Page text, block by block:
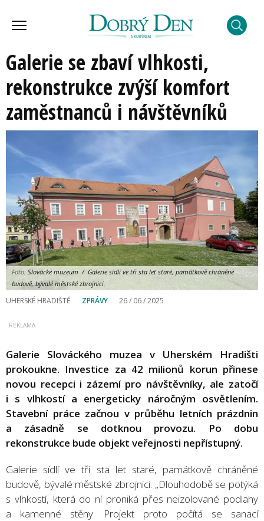
Galerie se zbaví vlhkosti,
rekonstrukce zvýší komfort
zaměstnanců i návštěvníků
Foto: Slovácké muzeum / Galerie sídlí ve tři sta let staré, památkově chráněné
budově, bývalé městské zbrojnici.
UHERSKÉ HRADIŠTĚ ZPRÁVY 26 / 06 / 2025
Galerie Slováckého muzea v Uherském Hradišti
prokoukne. Investice za 42 milionů korun přinese
novou recepci i zázemí pro návštěvníky, ale zatočí
i s vlhkostí a energeticky náročným osvětlením.
Stavební práce začnou v průběhu letních prázdnin
a zásadně se dotknou provozu. Po dobu
rekonstrukce bude objekt veřejnosti nepřístupný.
Galerie sídlí ve tři sta let staré, památkově chráněné
budově, bývalé městské zbrojnici. „Dlouhodobě se potýká
s vlhkostí, která do ní proniká přes neizolované podlahy
a kamenné stěny. Projekt proto počítá se sanací